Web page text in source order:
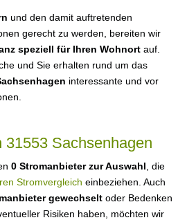
und den damit auftretenden
gerecht zu werden, bereiten wir
speziell für Ihren Wohnort auf.
und Sie erhalten rund um das
interessante und vor
31553 Sachsenhagen
0 Stromanbieter zur Auswahl , die
Stromvergleich einbeziehen. Auch
gewechselt oder Bedenken
Risiken haben, möchten wir